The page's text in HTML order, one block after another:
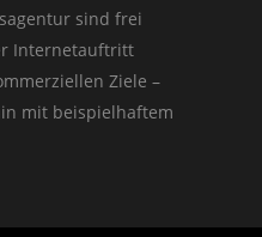
sind frei
Internetauftritt
Ziele –
mit beispielhaftem